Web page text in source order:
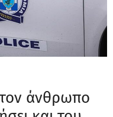
άνθρωπο